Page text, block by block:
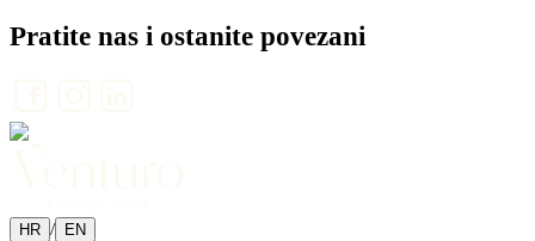
Pratite nas i ostanite povezani
HR / EN